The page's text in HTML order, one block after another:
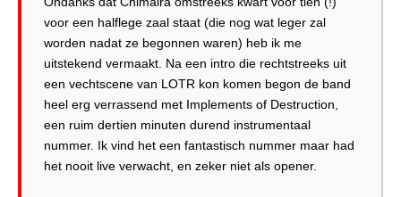
voor een halflege zaal staat (die nog wat leger zal
worden nadat ze begonnen waren) heb ik me
uitstekend vermaakt. Na een intro die rechtstreeks uit
een vechtscene van LOTR kon komen begon de band
heel erg verrassend met Implements of Destruction,
een ruim dertien minuten durend instrumentaal
nummer. Ik vind het een fantastisch nummer maar had
het nooit live verwacht, en zeker niet als opener.